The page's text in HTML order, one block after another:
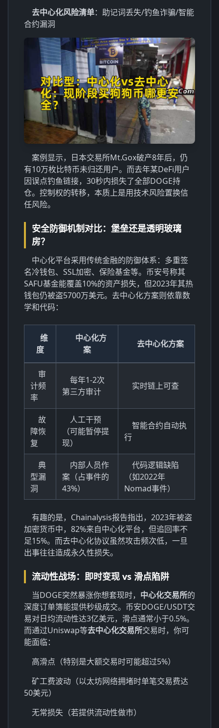
去中心化风险清单：助记词丢失/钓鱼诈骗/智能
合约漏洞
案例显示，日本交易所Mt.Gox破产8年后，仍
有10万枚比特币未归还用户。而去年某DeFi用户
因误点钓鱼链接，30秒内损失了全部DOGE持
仓。控制权的转移，本质上是用技术风险置换信
任风险。
安全防御机制对比：堡垒还是透明玻璃
房？
中心化平台采用传统金融的防御体系：多重签
名冷钱包、SSL加密、保险基金等。币安号称其
SAFU基金能覆盖10%的资产损失，但2023年其热
钱包仍被盗5700万美元。去中心化方案则依靠数
学和代码：
维
度
中心化方
案
去中心化方案
审
计频
率
每年1-2次
第三方审计
实时链上可查
故
障恢
复
人工干预
（可能暂停提
现）
智能合约自动执
行
典
型漏
洞
内部人员作
案（占事件的
43%）
代码逻辑缺陷
（如2022年
Nomad事件）
有趣的是，Chainalysis报告指出，2023年被盗
加密货币中，82%来自中心化平台，但追回率不
足15%。而去中心化协议虽然攻击频次低，一旦
出事往往造成永久性损失。
流动性战场：即时变现 vs 滑点陷阱
当DOGE突然暴涨你想套现时， 中心化交易所的
深度订单簿能提供秒级成交。币安DOGE/USDT交
易对日均流动性达3亿美元，滑点通常小于0.5%。
而通过Uniswap等去中心化交易所交易时，你可
能面临：
高滑点（特别是大额交易时可能超过5%）
矿工费波动（以太坊网络拥堵时单笔交易费达
50美元）
无常损失（若提供流动性做市）